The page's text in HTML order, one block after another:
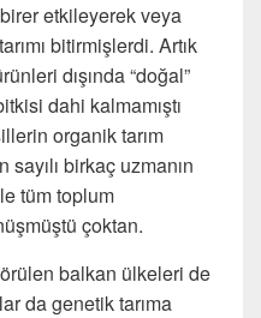
etkileyerek veya
bitirmişlerdi. Artık
dışında “doğal”
dahi kalmamıştı
organik tarım
birkaç uzmanın
tüm toplum
çoktan.
balkan ülkeleri de
da genetik tarıma